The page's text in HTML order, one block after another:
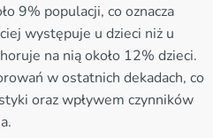
9% populacji, co oznacza
występuje u dzieci niż u
na nią około 12% dzieci.
w ostatnich dekadach, co
oraz wpływem czynników